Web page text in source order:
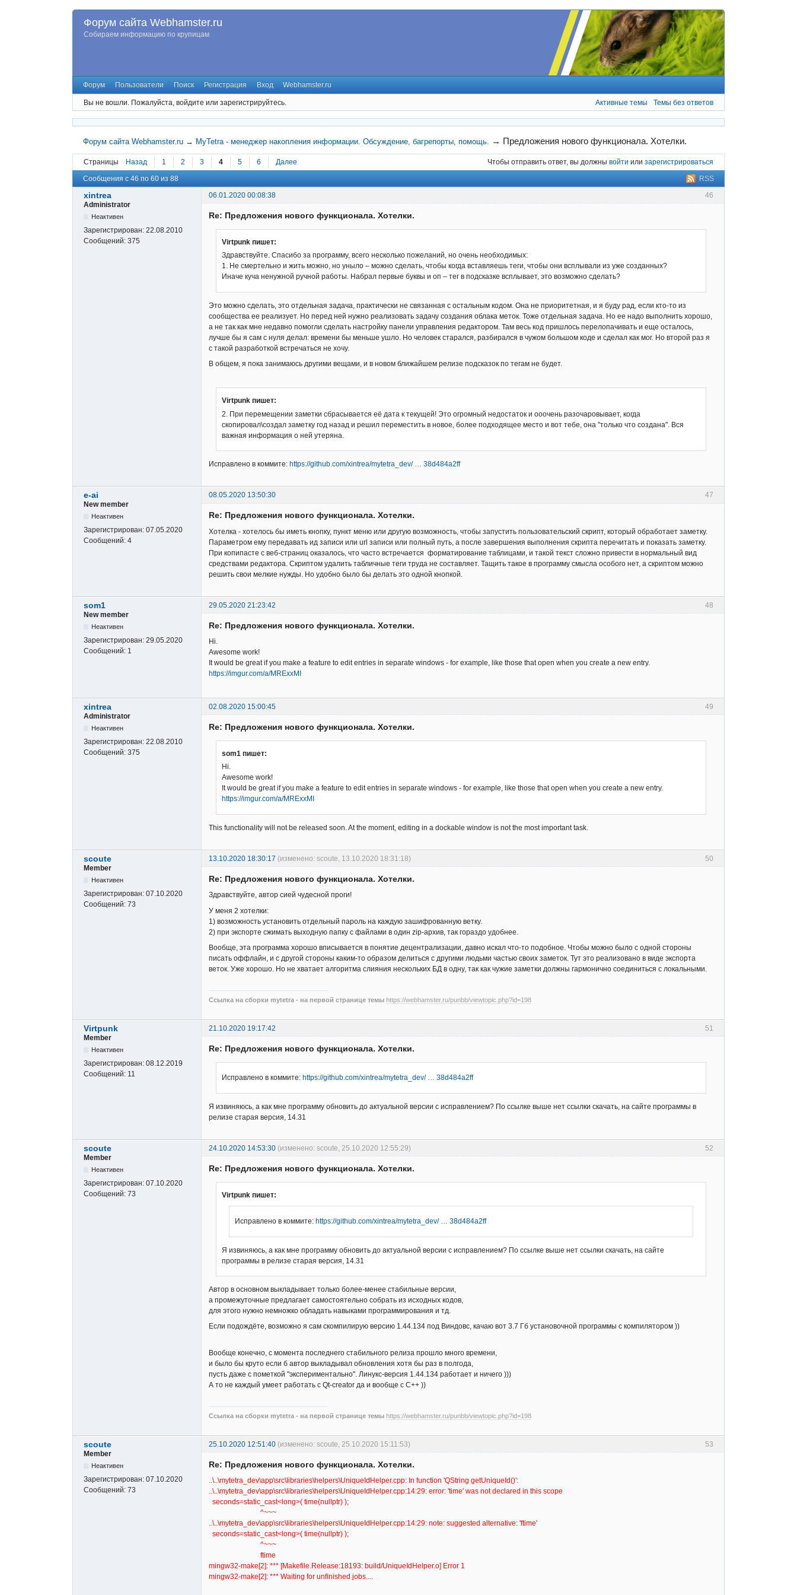
Форум сайта Webhamster.ru
Собираем информацию по крупицам
Форум Пользователи Поиск Регистрация Вход Webhamster.ru
Вы не вошли. Пожалуйста, войдите или зарегистрируйтесь. Активные темы Темы без ответов
Форум сайта Webhamster.ru → MyTetra - менеджер накопления информации. Обсуждение, багрепорты, помощь. → Предложения нового функционала. Хотелки.
Страницы Назад 1 2 3 4 5 6 Далее Чтобы отправить ответ, вы должны войти или зарегистрироваться
RSS
Сообщения с 46 по 60 из 88
46
xintrea
06.01.2020 00:08:38
Administrator
Неактивен
Зарегистрирован: 22.08.2010
Сообщений: 375
Re: Предложения нового функционала. Хотелки.
Virtpunk пишет:
Здравствуйте. Спасибо за программу, всего несколько пожеланий, но очень необходимых:
1. Не смертельно и жить можно, но уныло – можно сделать, чтобы когда вставляешь теги, чтобы они всплывали из уже созданных?
Иначе куча ненужной ручной работы. Набрал первые буквы и оп – тег в подсказке всплывает, это возможно сделать?
Это можно сделать, это отдельная задача, практически не связанная с остальным кодом. Она не приоритетная, и я буду рад, если кто-то из
сообщества ее реализует. Но перед ней нужно реализовать задачу создания облака меток. Тоже отдельная задача. Но ее надо выполнить хорошо,
а не так как мне недавно помогли сделать настройку панели управления редактором. Там весь код пришлось перелопачивать и еще осталось,
лучше бы я сам с нуля делал: времени бы меньше ушло. Но человек старался, разбирался в чужом большом коде и сделал как мог. Но второй раз я
с такой разработкой встречаться не хочу.
В общем, я пока занимаюсь другими вещами, и в новом ближайшем релизе подсказок по тегам не будет.
Virtpunk пишет:
2. При перемещении заметки сбрасывается её дата к текущей! Это огромный недостаток и ооочень разочаровывает, когда
скопировал\создал заметку год назад и решил переместить в новое, более подходящее место и вот тебе, она "только что создана". Вся
важная информация о ней утеряна.
Исправлено в коммите: https://github.com/xintrea/mytetra_dev/ … 38d484a2ff
47
e-ai
08.05.2020 13:50:30
New member
Неактивен
Зарегистрирован: 07.05.2020
Сообщений: 4
Re: Предложения нового функционала. Хотелки.
Хотелка - хотелось бы иметь кнопку, пункт меню или другую возможность, чтобы запустить пользовательский скрипт, который обработает заметку.
Параметром ему передавать ид записи или url записи или полный путь, а после завершения выполнения скрипта перечитать и показать заметку.
При копипасте с веб-страниц оказалось, что часто встречается форматирование таблицами, и такой текст сложно привести в нормальный вид
средствами редактора. Скриптом удалить табличные теги труда не составляет. Тащить такое в программу смысла особого нет, а скриптом можно
решить свои мелкие нужды. Но удобно было бы делать это одной кнопкой.
48
som1
29.05.2020 21:23:42
New member
Неактивен
Зарегистрирован: 29.05.2020
Сообщений: 1
Re: Предложения нового функционала. Хотелки.
Hi.
Awesome work!
It would be great if you make a feature to edit entries in separate windows - for example, like those that open when you create a new entry.
https://imgur.com/a/MRExxMI
49
xintrea
02.08.2020 15:00:45
Administrator
Неактивен
Зарегистрирован: 22.08.2010
Сообщений: 375
Re: Предложения нового функционала. Хотелки.
som1 пишет:
Hi.
Awesome work!
It would be great if you make a feature to edit entries in separate windows - for example, like those that open when you create a new entry.
https://imgur.com/a/MRExxMI
This functionality will not be released soon. At the moment, editing in a dockable window is not the most important task.
50
scoute 13.10.2020 18:30:17 (изменено: scoute, 13.10.2020 18:31:18)
Member
Неактивен
Зарегистрирован: 07.10.2020
Сообщений: 73
Re: Предложения нового функционала. Хотелки.
Здравствуйте, автор сией чудесной проги!
У меня 2 хотелки:
1) возможность установить отдельный пароль на каждую зашифрованную ветку.
2) при экспорте сжимать выходную папку с файлами в один zip-архив, так гораздо удобнее.
Вообще, эта программа хорошо вписывается в понятие децентрализации, давно искал что-то подобное. Чтобы можно было с одной стороны
писать оффлайн, и с другой стороны каким-то образом делиться с другими людьми частью своих заметок. Тут это реализовано в виде экспорта
веток. Уже хорошо. Но не хватает алгоритма слияния нескольких БД в одну, так как чужие заметки должны гармонично соединиться с локальными.
Ссылка на сборки mytetra - на первой странице темы https://webhamster.ru/punbb/viewtopic.php?id=198
51
Virtpunk
21.10.2020 19:17:42
Member
Неактивен
Зарегистрирован: 08.12.2019
Сообщений: 11
Re: Предложения нового функционала. Хотелки.
Исправлено в коммите: https://github.com/xintrea/mytetra_dev/ … 38d484a2ff
Я извиняюсь, а как мне программу обновить до актуальной версии с исправлением? По ссылке выше нет ссылки скачать, на сайте программы в
релизе старая версия, 14.31
52
scoute 24.10.2020 14:53:30 (изменено: scoute, 25.10.2020 12:55:29)
Member
Неактивен
Зарегистрирован: 07.10.2020
Сообщений: 73
Re: Предложения нового функционала. Хотелки.
Virtpunk пишет:
Исправлено в коммите: https://github.com/xintrea/mytetra_dev/ … 38d484a2ff
Я извиняюсь, а как мне программу обновить до актуальной версии с исправлением? По ссылке выше нет ссылки скачать, на сайте
программы в релизе старая версия, 14.31
Автор в основном выкладывает только более-менее стабильные версии,
а промежуточные предлагает самостоятельно собрать из исходных кодов,
для этого нужно немножко обладать навыками программирования и тд.
Если подождёте, возможно я сам скомпилирую версию 1.44.134 под Виндовс, качаю вот 3.7 Гб установочной программы с компилятором ))
Вообще конечно, с момента последнего стабильного релиза прошло много времени,
и было бы круто если б автор выкладывал обновления хотя бы раз в полгода,
пусть даже с пометкой "экспериментально". Линукс-версия 1.44.134 работает и ничего )))
А то не каждый умеет работать с Qt-creator да и вообще с С++ ))
Ссылка на сборки mytetra - на первой странице темы https://webhamster.ru/punbb/viewtopic.php?id=198
53
scoute 25.10.2020 12:51:40 (изменено: scoute, 25.10.2020 15:11:53)
Member
Неактивен
Зарегистрирован: 07.10.2020
Сообщений: 73
Re: Предложения нового функционала. Хотелки.
..\..\mytetra_dev\app\src\libraries\helpers\UniqueIdHelper.cpp: In function 'QString getUniqueId()':
..\..\mytetra_dev\app\src\libraries\helpers\UniqueIdHelper.cpp:14:29: error: 'time' was not declared in this scope
seconds=static_cast<long>( time(nullptr) );
^~~~
..\..\mytetra_dev\app\src\libraries\helpers\UniqueIdHelper.cpp:14:29: note: suggested alternative: 'ftime'
seconds=static_cast<long>( time(nullptr) );
^~~~
ftime
mingw32-make[2]: *** [Makefile.Release:18193: build/UniqueIdHelper.o] Error 1
mingw32-make[2]: *** Waiting for unfinished jobs....